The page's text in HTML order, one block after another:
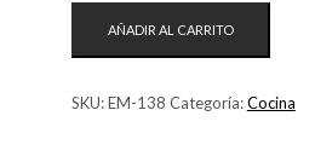
CANTIDAD
AÑADIR AL CARRITO
SKU:EM-138 Categoría:Cocina